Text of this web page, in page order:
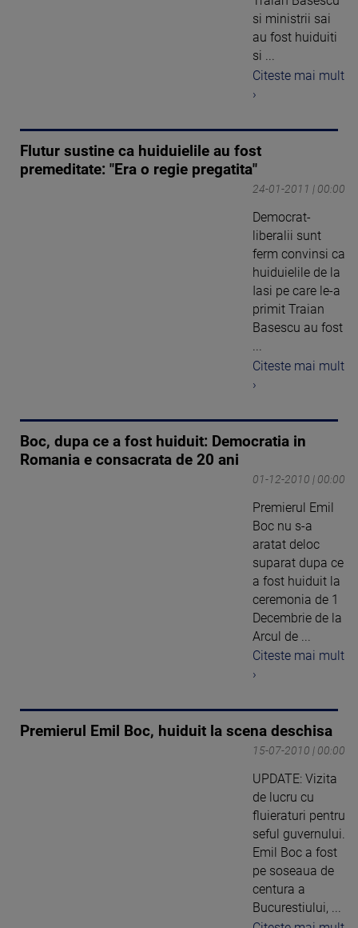
si ministrii sai
au fost huiduiti
si ...
Citeste mai mult
›
Flutur sustine ca huiduielile au fost
premeditate: "Era o regie pregatita"
24-01-2011 | 00:00
Democrat-
liberalii sunt
ferm convinsi ca
huiduielile de la
Iasi pe care le-a
primit Traian
Basescu au fost
...
Citeste mai mult
›
Boc, dupa ce a fost huiduit: Democratia in
Romania e consacrata de 20 ani
01-12-2010 | 00:00
Premierul Emil
Boc nu s-a
aratat deloc
suparat dupa ce
a fost huiduit la
ceremonia de 1
Decembrie de la
Arcul de ...
Citeste mai mult
›
Premierul Emil Boc, huiduit la scena deschisa
15-07-2010 | 00:00
UPDATE: Vizita
de lucru cu
fluieraturi pentru
seful guvernului.
Emil Boc a fost
pe soseaua de
centura a
Bucurestiului, ...